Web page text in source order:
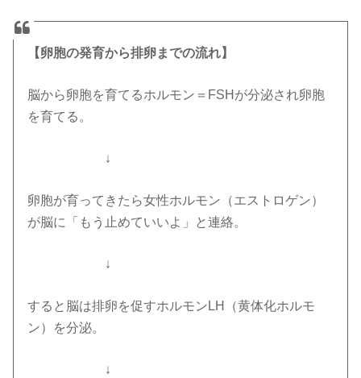
【卵胞の発育から排卵までの流れ】
脳から卵胞を育てるホルモン＝FSHが分泌され卵胞
を育てる。
↓
卵胞が育ってきたら女性ホルモン（エストロゲン）
が脳に「もう止めていいよ」と連絡。
↓
すると脳は排卵を促すホルモンLH（黄体化ホルモ
ン）を分泌。
↓